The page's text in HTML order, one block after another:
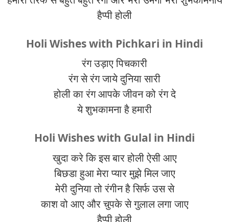
हैप्पी होली
Holi Wishes with Pichkari in Hindi
रंग उड़ाए पिचकारी
रंग से रंग जाये दुनिया सारी
होली का रंग आपके जीवन को रंग दे
ये शुभकामना है हमारी
Holi Wishes with Gulal in Hindi
खुदा करे कि इस बार होली ऐसी आए
बिछडा हुआ मेरा प्यार मुझे मिल जाए
मेरी दुनिया तो रंगीन है सिर्फ उस से
काश वो आए और चुपके से गुलाल लगा जाए
हैप्पी होली